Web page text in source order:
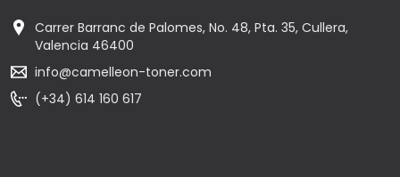
Carrer Barranc de Palomes, No. 48, Pta. 35, Cullera,
Valencia 46400
info@camelleon-toner.com
(+34) 614 160 617